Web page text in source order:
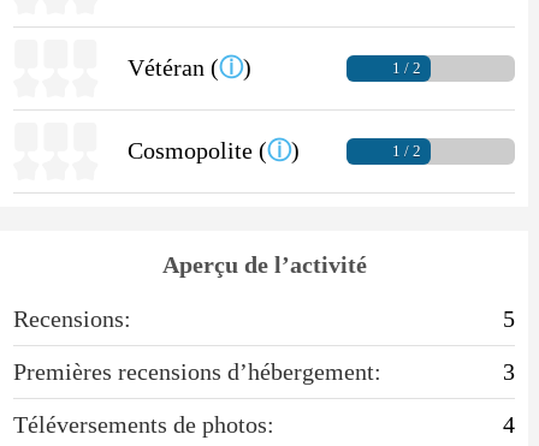
Vétéran (ⓘ) 1 / 2
Cosmopolite (ⓘ) 1 / 2
Aperçu de l’activité
Recensions:
5
Premières recensions d’hébergement:
3
Téléversements de photos:
4